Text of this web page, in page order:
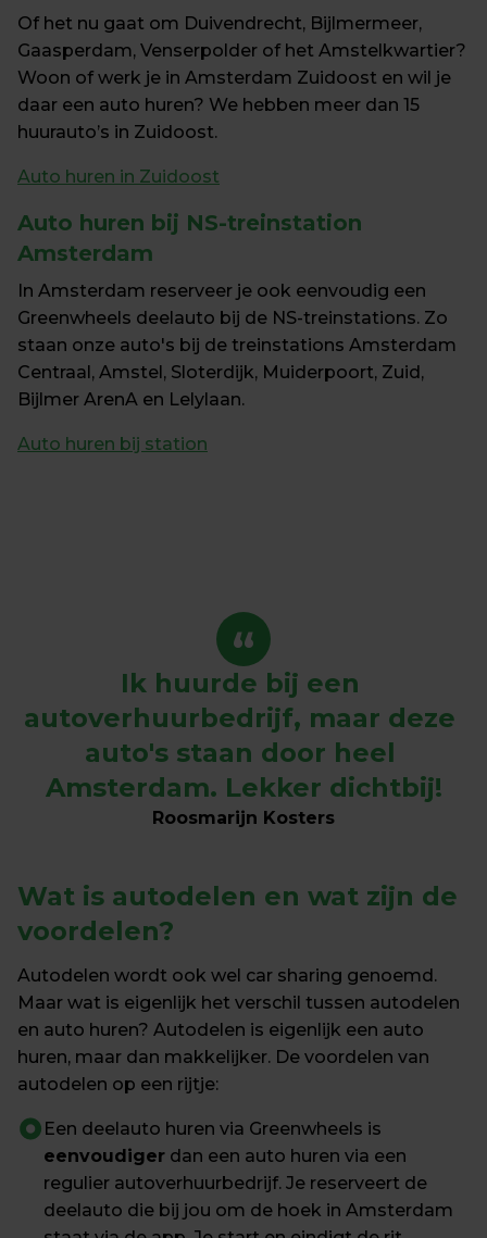
Of het nu gaat om Duivendrecht, Bijlmermeer,
Gaasperdam, Venserpolder of het Amstelkwartier?
Woon of werk je in Amsterdam Zuidoost en wil je
daar een auto huren? We hebben meer dan 15
huurauto’s in Zuidoost.
Auto huren in Zuidoost
Auto huren bij NS-treinstation
Amsterdam
In Amsterdam reserveer je ook eenvoudig een
Greenwheels deelauto bij de NS-treinstations. Zo
staan onze auto's bij de treinstations Amsterdam
Centraal, Amstel, Sloterdijk, Muiderpoort, Zuid,
Bijlmer ArenA en Lelylaan.
Auto huren bij station
“
Ik huurde bij een
autoverhuurbedrijf, maar deze
auto's staan door heel
Amsterdam. Lekker dichtbij!
Roosmarijn Kosters
Wat is autodelen en wat zijn de
voordelen?
Autodelen wordt ook wel car sharing genoemd.
Maar wat is eigenlijk het verschil tussen autodelen
en auto huren? Autodelen is eigenlijk een auto
huren, maar dan makkelijker. De voordelen van
autodelen op een rijtje:
eenvoudiger dan een auto huren via een
regulier autoverhuurbedrijf. Je reserveert de
deelauto die bij jou om de hoek in Amsterdam